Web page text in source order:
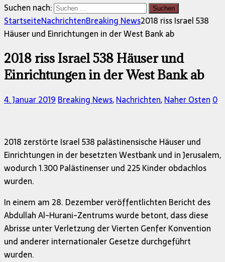
Suchen nach:
StartseiteNachrichtenBreaking News2018 riss Israel 538
Häuser und Einrichtungen in der West Bank ab
2018 riss Israel 538 Häuser und
Einrichtungen in der West Bank ab
4. Januar 2019Breaking News,Nachrichten,Naher Osten0
2018 zerstörte Israel 538 palästinensische Häuser und
Einrichtungen in der besetzten Westbank und in Jerusalem,
wodurch 1.300 Palästinenser und 225 Kinder obdachlos
wurden.
In einem am 28. Dezember veröffentlichten Bericht des
Abdullah Al-Hurani-Zentrums wurde betont, dass diese
Abrisse unter Verletzung der Vierten Genfer Konvention
und anderer internationaler Gesetze durchgeführt
wurden.